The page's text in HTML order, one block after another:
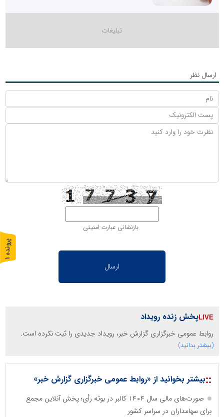
ارسال نظر
بازنشانی عبارت امنیتی
پخش زنده رویداد
روابط عمومی خبرگزاری گزارش خبر، رویداد جدیدی را ثبت نکرده است.
(بیشتر بدانید)
::بیشتر بخوانید از «روابط عمومی خبرگزاری گزارش خبر»
صورت‌های مالی سال ۱۴۰۴ کالبر در بوته رأی؛ پخش آنلاین مجمع
برای سهامداران در سراسر کشور
پ
ر
و
ن
د
ه
1